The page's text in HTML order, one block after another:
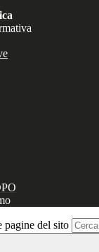
pagine del sito